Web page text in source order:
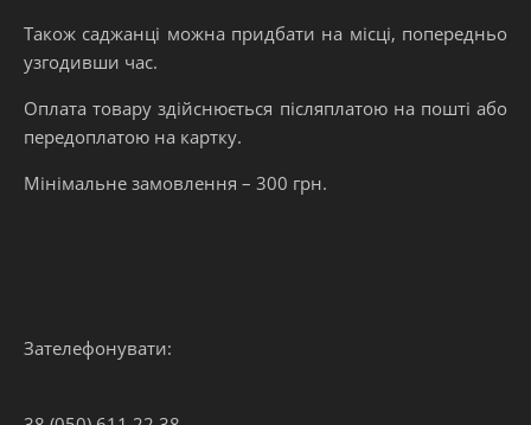
Також саджанці можна придбати на місці, попередньо
узгодивши час.
Оплата товару здійснюється післяплатою на пошті або
передоплатою на картку.
Мінімальне замовлення – 300 грн.
Зателефонувати: